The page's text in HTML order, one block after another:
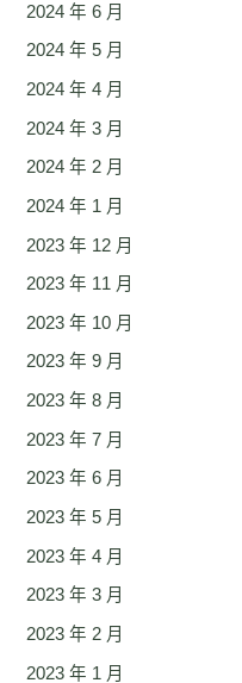
2024 年 6 月
2024 年 5 月
2024 年 4 月
2024 年 3 月
2024 年 2 月
2024 年 1 月
2023 年 12 月
2023 年 11 月
2023 年 10 月
2023 年 9 月
2023 年 8 月
2023 年 7 月
2023 年 6 月
2023 年 5 月
2023 年 4 月
2023 年 3 月
2023 年 2 月
2023 年 1 月